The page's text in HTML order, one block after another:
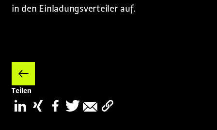
in den Einladungsverteiler auf.
Teilen